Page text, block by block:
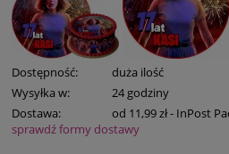
Dostępność:
duża ilość
Wysyłka w:
24 godziny
Dostawa:
od 11,99 zł- InPost
Cena nie zawiera ewentualnych
sprawdź formy dostawy